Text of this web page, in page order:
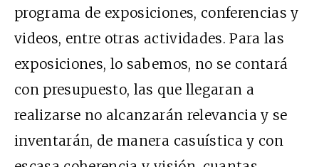
programa de exposiciones, conferencias y
videos, entre otras actividades. Para las
exposiciones, lo sabemos, no se contará
con presupuesto, las que llegaran a
realizarse no alcanzarán relevancia y se
inventarán, de manera casuística y con